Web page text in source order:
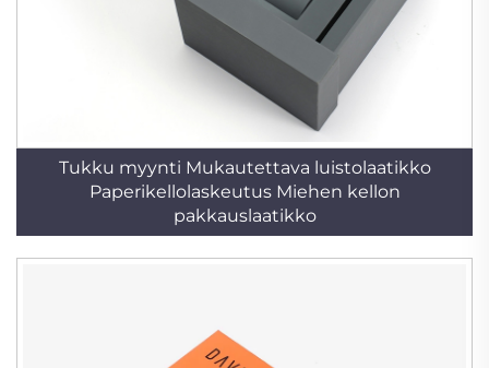
Tukku myynti Mukautettava luistolaatikko
Paperikellolaskeutus Miehen kellon
pakkauslaatikko